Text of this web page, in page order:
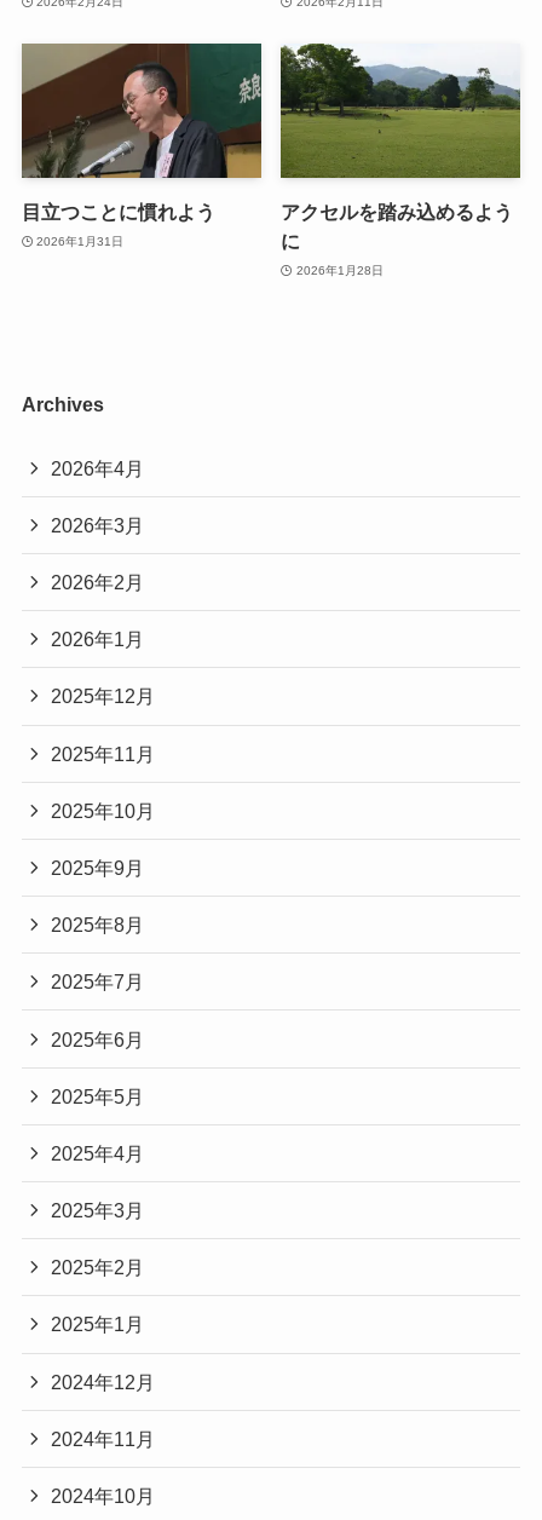
目立つことに慣れよう
2026年1月31日
アクセルを踏み込めるよう
に
2026年1月28日
Archives
2026年4月
2026年3月
2026年2月
2026年1月
2025年12月
2025年11月
2025年10月
2025年9月
2025年8月
2025年7月
2025年6月
2025年5月
2025年4月
2025年3月
2025年2月
2025年1月
2024年12月
2024年11月
2024年10月